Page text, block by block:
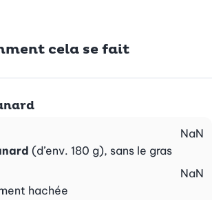
cela se fait
(d’env. 180 g), sans le gras
NaN
hachée
NaN